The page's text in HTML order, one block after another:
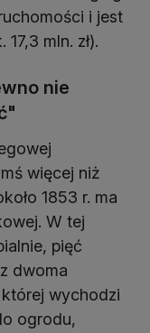
i jest
mln. zł).
nie
więcej niż
1853 r. ma
W tej
pięć
dwoma
wychodzi
ogrodu,